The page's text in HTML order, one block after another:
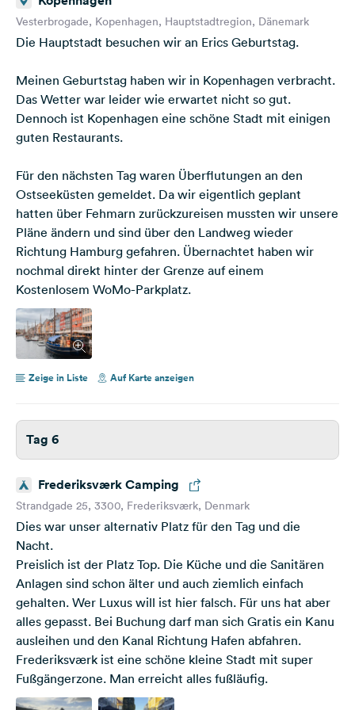
Am 8. und damit letzten Tag nehmen wir die Fähre nach
Puttgarden und fahren über Fehmarn zurück nach
Vesterbrogade, Kopenhagen, Hauptstadtregion, Dänemark
Die Hauptstadt besuchen wir an Erics Geburtstag.
Meinen Geburtstag haben wir in Kopenhagen verbracht.
Das Wetter war leider wie erwartet nicht so gut.
Dennoch ist Kopenhagen eine schöne Stadt mit einigen
guten Restaurants.
Für den nächsten Tag waren Überflutungen an den
Ostseeküsten gemeldet. Da wir eigentlich geplant
hatten über Fehmarn zurückzureisen mussten wir unsere
Pläne ändern und sind über den Landweg wieder
Richtung Hamburg gefahren. Übernachtet haben wir
nochmal direkt hinter der Grenze auf einem
Kostenlosem WoMo-Parkplatz.
Zeige in Liste Auf Karte anzeigen
Tag 6
Frederiksværk Camping
Strandgade 25, 3300, Frederiksværk, Denmark
Dies war unser alternativ Platz für den Tag und die
Nacht.
Preislich ist der Platz Top. Die Küche und die Sanitären
Anlagen sind schon älter und auch ziemlich einfach
gehalten. Wer Luxus will ist hier falsch. Für uns hat aber
alles gepasst. Bei Buchung darf man sich Gratis ein Kanu
ausleihen und den Kanal Richtung Hafen abfahren.
Frederiksværk ist eine schöne kleine Stadt mit super
Fußgängerzone. Man erreicht alles fußläufig.